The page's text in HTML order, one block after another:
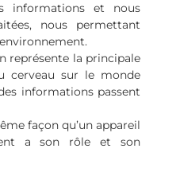
informations et nous
nous permettant
représente la principale
cerveau sur le monde
informations passent
façon qu’un appareil
a son rôle et son